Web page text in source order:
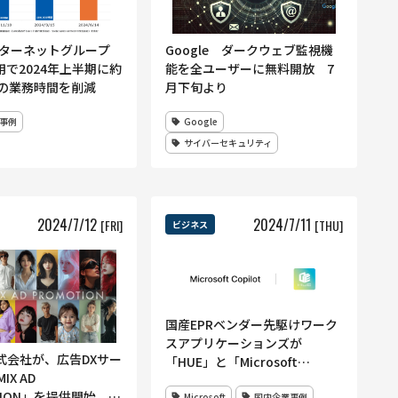
ーネットグループ
で2024年上半期に約
業務時間を削減
例
Google ダークウェブ監視機
能を全ユーザーに無料開放 7
月下旬より
Google
サイバーセキュリティ
2024/7/12 [FRI]
会社が、広告DXサー
AD
ビジネス 2024/7/11 [THU]
国産EPRベンダー先駆けワーク
スアプリケーションズが
「HUE」と「Microsoft